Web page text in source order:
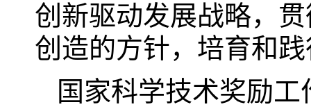
创新驱动发展战略，
创造的方针，培育和
国家科学技术奖励